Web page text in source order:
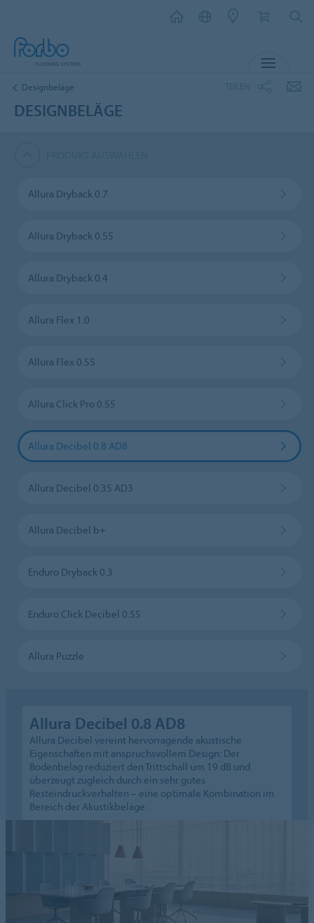
Designbeläge
DESIGNBELÄGE
Allura Dryback 0.7
Allura Dryback 0.55
Allura Dryback 0.4
Allura Flex 1.0
Allura Flex 0.55
Allura Click Pro 0.55
Allura Decibel 0.8 AD8
Allura Decibel 0.35 AD3
Allura Decibel b+
Enduro Dryback 0.3
Enduro Click Decibel 0.55
Allura Puzzle
Allura Decibel 0.8 AD8
Allura Decibel vereint hervorragende akustische
Eigenschaften mit anspruchsvollem Design: Der
Bodenbelag reduziert den Trittschall um 19 dB und
überzeugt zugleich durch ein sehr gutes
Resteindruckverhalten – eine optimale Kombination im
Bereich der Akustikbeläge.